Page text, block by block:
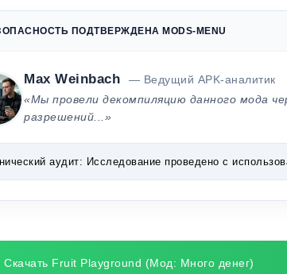
ПОДТВЕРЖДЕНА MODS-MENU
Max Weinbach
— Ведущий APK-аналитик
«Мы провели декомпиляцию данного мода
разрешений...»
аудит: Исследование проведено с
Скачать Fruit Playground (Мод: Много денег)